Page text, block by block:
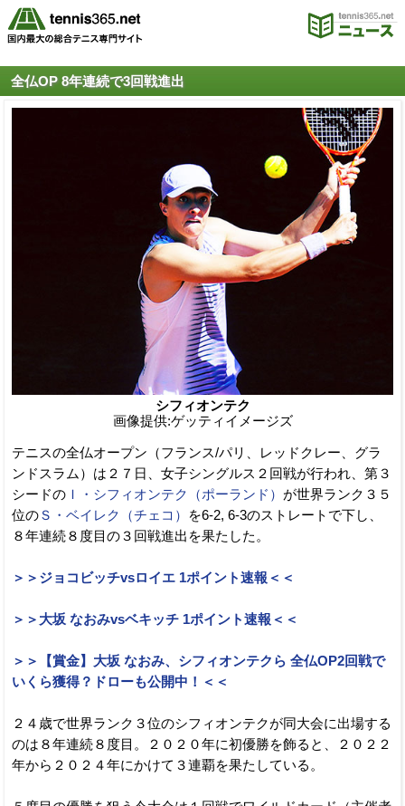
全仏OP 8年連続で3回戦進出
シフィオンテク
画像提供:ゲッティイメージズ
テニスの全仏オープン（フランス/パリ、レッドクレー、グラ
ンドスラム）は２７日、女子シングルス２回戦が行われ、第３
シードの Ｉ・シフィオンテク（ポーランド） が世界ランク３５
位のＳ・ベイレク（チェコ）
を6-2, 6-3のストレートで下し、
８年連続８度目の３回戦進出を果たした。
＞＞ジョコビッチvsロイエ 1ポイント速報＜＜
＞＞大坂 なおみvsベキッチ 1ポイント速報＜＜
＞＞【賞金】大坂 なおみ、シフィオンテクら 全仏OP2回戦で
いくら獲得？ドローも公開中！＜＜
２４歳で世界ランク３位のシフィオンテクが同大会に出場する
のは８年連続８度目。２０２０年に初優勝を飾ると、２０２２
年から２０２４年にかけて３連覇を果たしている。